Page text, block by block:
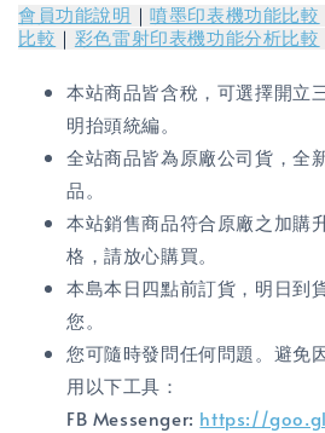
會員功能說明 ｜噴墨印表機功能比較
比較
彩色雷射印表機功能分析比較
本站商品皆含稅，可選擇開立
明抬頭統編。
全站商品皆為原廠公司貨，全
品。
本站銷售商品符合原廠之加購
格，請放心購買。
本島本日四點前訂貨，明日到
您。
您可隨時發問任何問題。避免
用以下工具：
FB Messenger: https://